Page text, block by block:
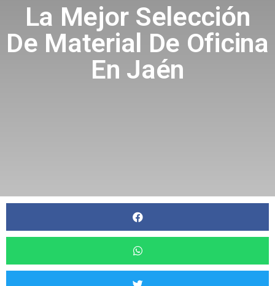
La Mejor Selección
De Material De Oficina
En Jaén